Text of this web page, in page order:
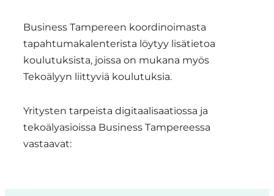
Business Tampereen koordinoimasta
tapahtumakalenterista löytyy lisätietoa
koulutuksista, joissa on mukana myös
Tekoälyyn liittyviä koulutuksia.
Yritysten tarpeista digitaalisaatiossa ja
tekoälyasioissa Business Tampereessa
vastaavat: